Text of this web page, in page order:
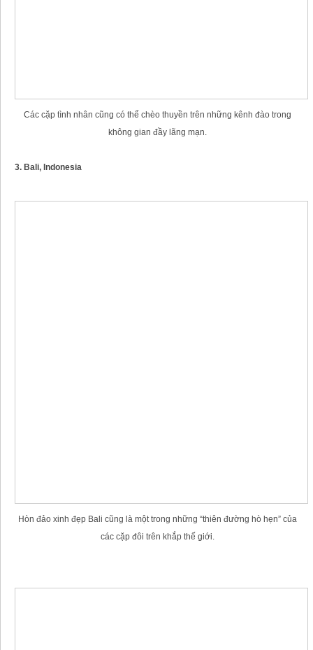
Các cặp tình nhân cũng có thể chèo thuyền trên những kênh đào trong
không gian đầy lãng mạn.
3. Bali, Indonesia
Hòn đảo xinh đẹp Bali cũng là một trong những “thiên đường hò hẹn” của
các cặp đôi trên khắp thế giới.